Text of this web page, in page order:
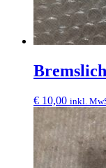
€ 10,00 inkl.